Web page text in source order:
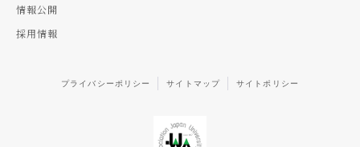
情報公開
採用情報
プライバシーポリシー サイトマップ サイトポリシー